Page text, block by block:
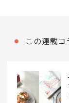
この連載